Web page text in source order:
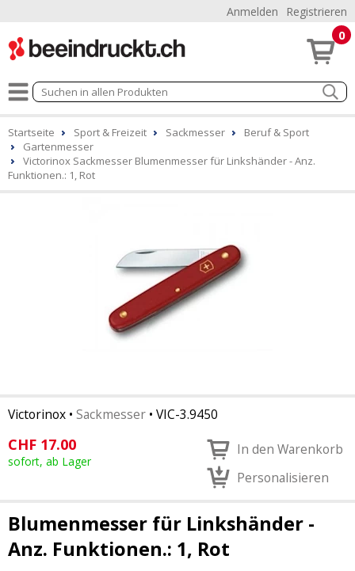
Anmelden Registrieren
0
Startseite Sport & Freizeit Sackmesser
Beruf & Sport
Gartenmesser
Victorinox Sackmesser Blumenmesser für Linkshänder - Anz.
Funktionen.: 1, Rot
Victorinox • Sackmesser • VIC-3.9450
CHF 17.00
sofort, ab Lager
In den Warenkorb
Personalisieren
Blumenmesser für Linkshänder -
Anz. Funktionen.: 1, Rot